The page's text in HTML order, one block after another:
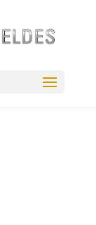
See post
07-23,